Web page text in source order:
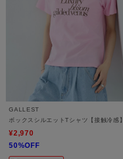
GALLEST
ボックスシルエットTシャツ【接触冷感】
¥2,970
50%OFF